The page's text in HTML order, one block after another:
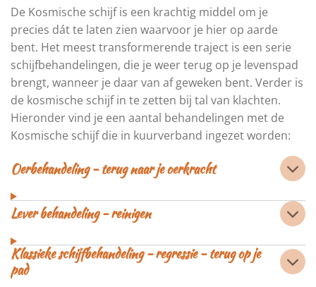
De Kosmische schijf is een krachtig middel om je
precies dát te laten zien waarvoor je hier op aarde
bent. Het meest transformerende traject is een serie
schijfbehandelingen, die je weer terug op je levenspad
brengt, wanneer je daar van af geweken bent. Verder is
de kosmische schijf in te zetten bij tal van klachten.
Hieronder vind je een aantal behandelingen met de
Kosmische schijf die in kuurverband ingezet worden:
Oerbehandeling - terug naar je oerkracht
Lever behandeling - reinigen
Klassieke schijfbehandeling - regressie - terug op je
pad